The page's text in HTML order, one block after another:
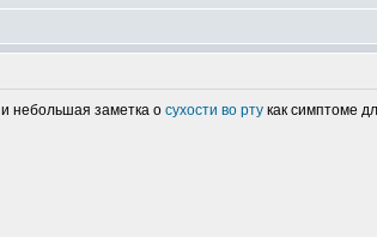
и небольшая заметка о сухости во рту как симптоме